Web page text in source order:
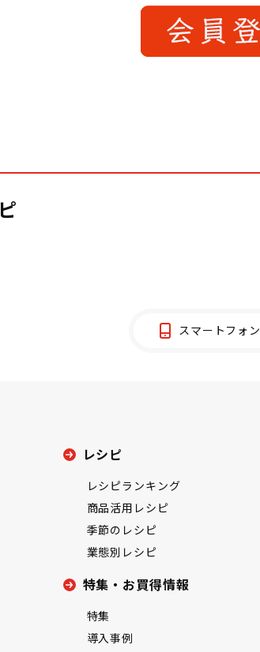
スマートフォン
レシピ
レシピランキング
商品活用レシピ
季節のレシピ
業態別レシピ
特集・お買得情報
特集
導入事例